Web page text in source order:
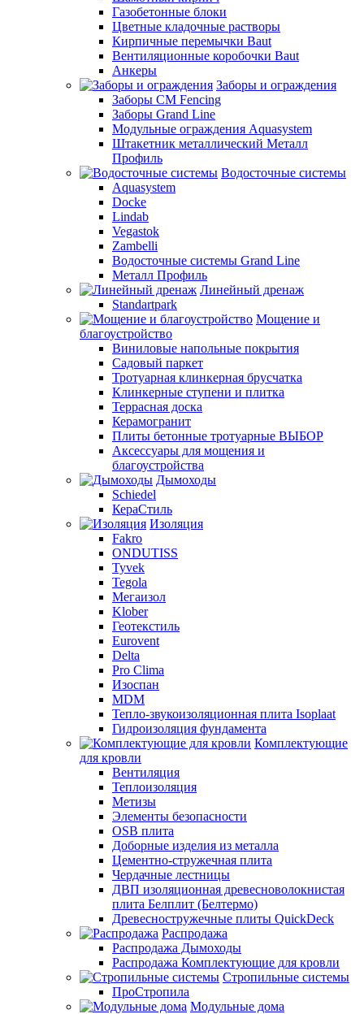
Газобетонные блоки
Цветные кладочные растворы
Кирпичные перемычки Baut
Вентиляционные коробочки Baut
Анкеры
Заборы и ограждения
Заборы CM Fencing
Заборы Grand Line
Модульные ограждения Aquasystem
Штакетник металлический Металл
Профиль
Водосточные системы
Aquasystem
Docke
Lindab
Vegastok
Zambelli
Водосточные системы Grand Line
Металл Профиль
Линейный дренаж
Standartpark
Мощение и
благоустройство
Виниловые напольные покрытия
Садовый паркет
Тротуарная клинкерная брусчатка
Клинкерные ступени и плитка
Террасная доска
Керамогранит
Плиты бетонные тротуарные ВЫБОР
Аксессуары для мощения и
благоустройства
Дымоходы
Schiedel
КераСтиль
Изоляция
Fakro
ONDUTISS
Tyvek
Tegola
Мегаизол
Klober
Геотекстиль
Eurovent
Delta
Pro Clima
Изоспан
MDM
Тепло-звукоизоляционная плита Isoplaat
Гидроизоляция фундамента
Комплектующие
для кровли
Вентиляция
Теплоизоляция
Метизы
Элементы безопасности
OSB плита
Доборные изделия из металла
Цементно-стружечная плита
Чердачные лестницы
ДВП изоляционная древесноволокнистая
плита Белплит (Белтермо)
Древесностружечные плиты QuickDeck
Распродажа
Распродажа Дымоходы
Распродажа Комплектующие для кровли
Стропильные системы
ПроСтропила
Модульные дома